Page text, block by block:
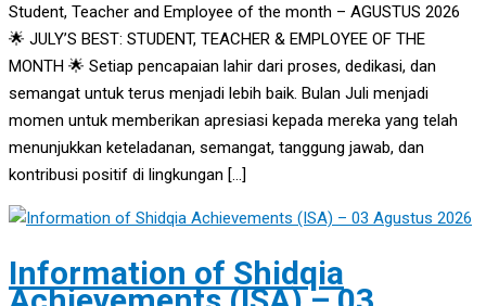
Student, Teacher and Employee of the month – AGUSTUS 2026
🌟 JULY’S BEST: STUDENT, TEACHER & EMPLOYEE OF THE
MONTH 🌟 Setiap pencapaian lahir dari proses, dedikasi, dan
semangat untuk terus menjadi lebih baik. Bulan Juli menjadi
momen untuk memberikan apresiasi kepada mereka yang telah
menunjukkan keteladanan, semangat, tanggung jawab, dan
kontribusi positif di lingkungan […]
Information of Shidqia